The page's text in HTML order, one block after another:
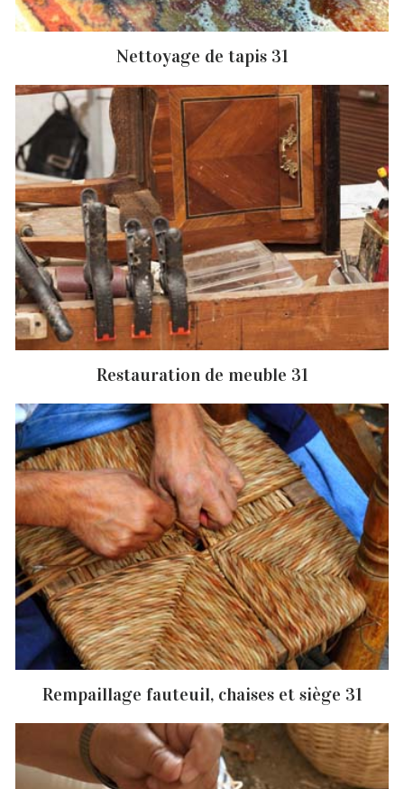
Nettoyage de tapis 31
Restauration de meuble 31
Rempaillage fauteuil, chaises et siège 31